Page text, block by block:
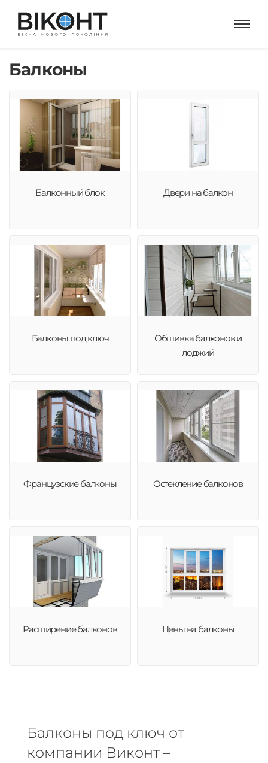
Балконы
Балконный блок Двери на балкон
Балконы под ключ
Обшивка балконов и
лоджий
Французские балконы Остекление балконов
Расширение балконов Цены на балконы
Балконы под ключ от
компании Виконт –